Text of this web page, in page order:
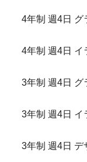
4年制 週4日 グ
4年制 週4日 イ
3年制 週4日 グ
3年制 週4日 イ
3年制 週4日 デ